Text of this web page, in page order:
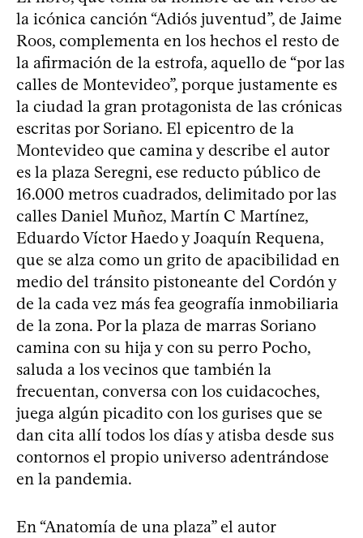
la icónica canción “Adiós juventud”, de Jaime
Roos, complementa en los hechos el resto de
la afirmación de la estrofa, aquello de “por las
calles de Montevideo”, porque justamente es
la ciudad la gran protagonista de las crónicas
escritas por Soriano. El epicentro de la
Montevideo que camina y describe el autor
es la plaza Seregni, ese reducto público de
16.000 metros cuadrados, delimitado por las
calles Daniel Muñoz, Martín C Martínez,
Eduardo Víctor Haedo y Joaquín Requena,
que se alza como un grito de apacibilidad en
medio del tránsito pistoneante del Cordón y
de la cada vez más fea geografía inmobiliaria
de la zona. Por la plaza de marras Soriano
camina con su hija y con su perro Pocho,
saluda a los vecinos que también la
frecuentan, conversa con los cuidacoches,
juega algún picadito con los gurises que se
dan cita allí todos los días y atisba desde sus
contornos el propio universo adentrándose
en la pandemia.
En “Anatomía de una plaza” el autor